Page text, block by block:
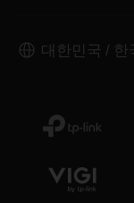
대한민국 / 한